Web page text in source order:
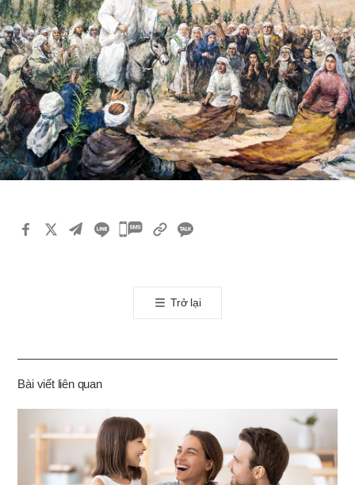
카
톡
공
기
Trở lại
Bài viết liên quan